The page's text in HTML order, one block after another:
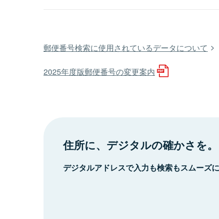
郵便番号検索に使用されているデータについて
2025年度版郵便番号の変更案内
住所に、デジタルの確かさを。
デジタルアドレスで入力も検索もスムーズ